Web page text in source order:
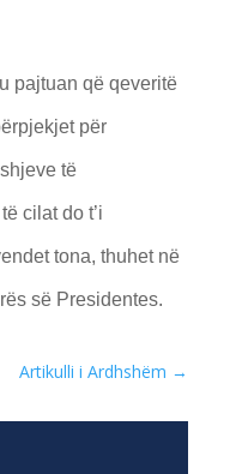
pajtuan që qeveritë
për
të
cilat do t’i
tona, thuhet në
së Presidentes.
Artikulli i Ardhshëm →